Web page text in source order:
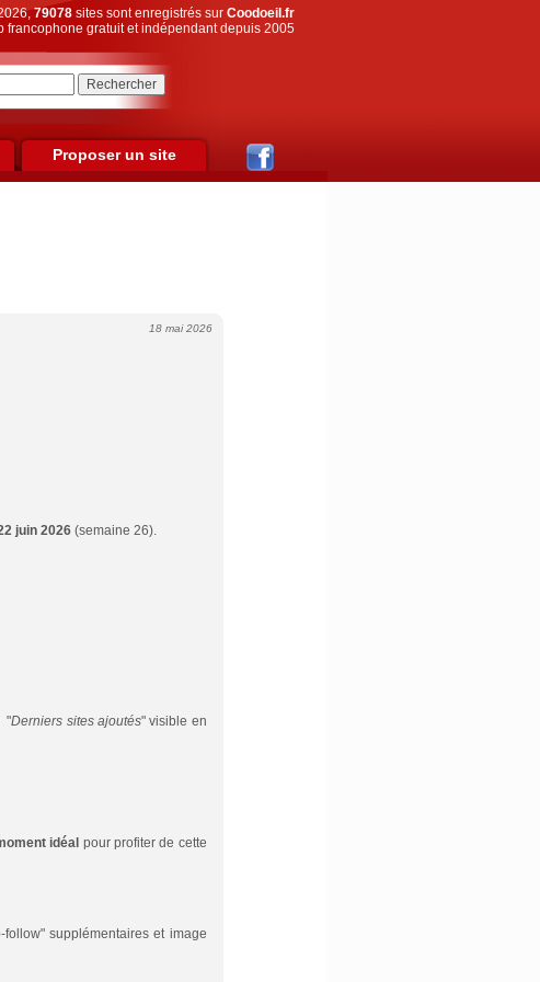
79078sites sont enregistrés sur Coodoeil.fr
francophone gratuit et indépendant depuis 2005
Proposer un site
18 mai 2026
juin 2026(semaine 26).
"Derniers sites ajoutés" visible en
idéal pour profiter de cette
supplémentaires et image